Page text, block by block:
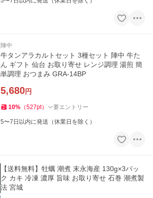
陣中
牛タンアラカルトセット 3種セット 陣中 牛た
ん ギフト 仙台 お取り寄せ レンジ調理 湯煎 簡
単調理 おつまみ GRA-14BP
5,680円
10% （527pt） 要エントリー
5〜7日以内に発送（休業日を除く）
【送料無料】牡蠣 潮煮 末永海産 130g×3パッ
ク カキ 冷凍 濃厚 旨味 お取り寄せ 石巻 潮煮製
法 宮城